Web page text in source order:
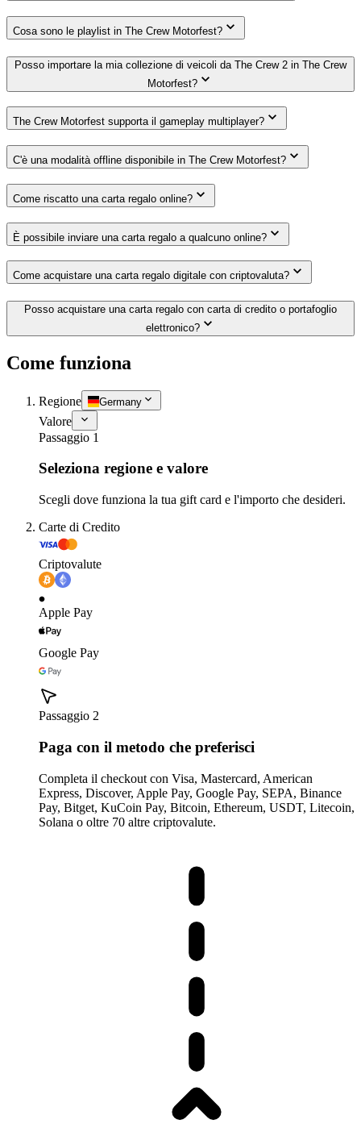
Cosa sono le playlist in The Crew Motorfest?
Posso importare la mia collezione di veicoli da The Crew 2 in The Crew
Motorfest?
The Crew Motorfest supporta il gameplay multiplayer?
C'è una modalità offline disponibile in The Crew Motorfest?
Come riscatto una carta regalo online?
È possibile inviare una carta regalo a qualcuno online?
Come acquistare una carta regalo digitale con criptovaluta?
Posso acquistare una carta regalo con carta di credito o portafoglio
elettronico?
Come funziona
Regione Germany
Valore
Passaggio 1
Seleziona regione e valore
Scegli dove funziona la tua gift card e l'importo che desideri.
Carte di Credito
Criptovalute
Apple Pay
Google Pay
Passaggio 2
Paga con il metodo che preferisci
Completa il checkout con Visa, Mastercard, American
Express, Discover, Apple Pay, Google Pay, SEPA, Binance
Pay, Bitget, KuCoin Pay, Bitcoin, Ethereum, USDT, Litecoin,
Solana o oltre 70 altre criptovalute.